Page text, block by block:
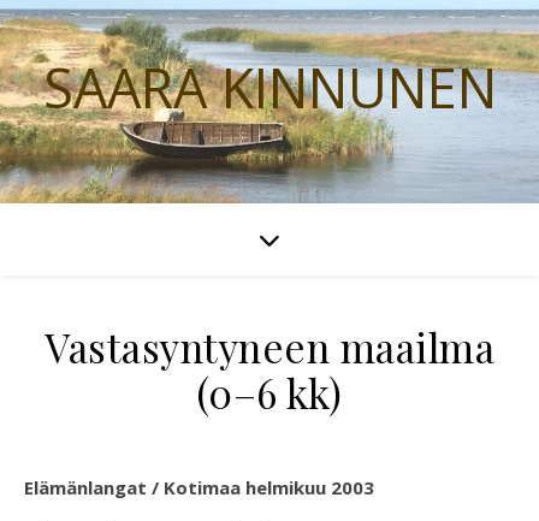
SAARA KINNUNEN
Vastasyntyneen maailma
(0–6 kk)
Elämänlangat / Kotimaa helmikuu 2003